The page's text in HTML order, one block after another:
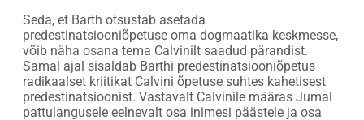
Seda, et Barth otsustab asetada
predestinatsiooniõpetuse oma dogmaatika keskmesse,
võib näha osana tema Calvinilt saadud pärandist.
Samal ajal sisaldab Barthi predestinatsiooniõpetus
radikaalset kriitikat Calvini õpetuse suhtes kahetisest
predestinatsioonist. Vastavalt Calvinile määras Jumal
pattulangusele eelnevalt osa inimesi päästele ja osa